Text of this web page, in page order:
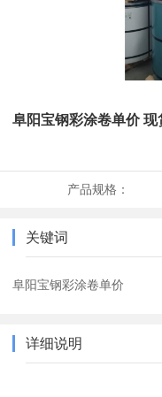
阜阳宝钢彩涂卷单价 现
产品规格：
关键词
阜阳宝钢彩涂卷单价
详细说明